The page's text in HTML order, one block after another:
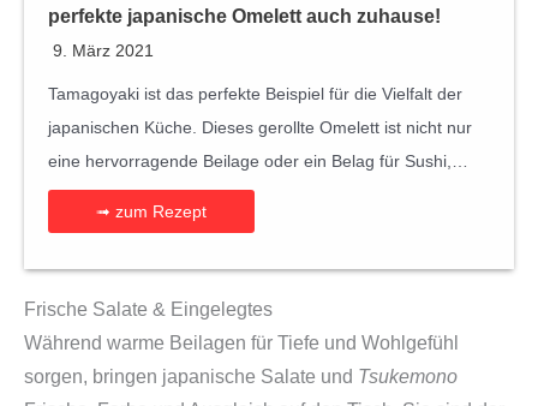
perfekte japanische Omelett auch zuhause!
9. März 2021
Tamagoyaki ist das perfekte Beispiel für die Vielfalt der
japanischen Küche. Dieses gerollte Omelett ist nicht nur
eine hervorragende Beilage oder ein Belag für Sushi,…
➟ zum Rezept
Frische Salate & Eingelegtes
Während warme Beilagen für Tiefe und Wohlgefühl
sorgen, bringen japanische Salate und Tsukemono